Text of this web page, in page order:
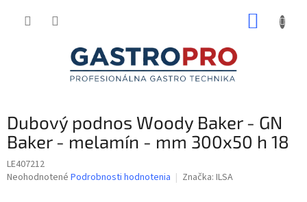
Dubový podnos Woody Baker - GN
Baker - melamín - mm 300x50 h 18
LE407212
Priemerné
Neohodnotené Podrobnosti hodnotenia Značka: ILSA